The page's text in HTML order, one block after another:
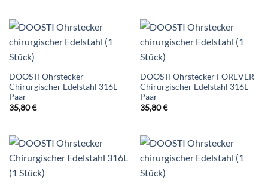
DOOSTI Ohrstecker
Chirurgischer Edelstahl 316L
Paar
35,80€
DOOSTI Ohrstecker FOREVER
Chirurgischer Edelstahl 316L
Paar
35,80€